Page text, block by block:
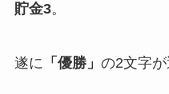
貯金3。
遂に 「優勝」 の2文字が